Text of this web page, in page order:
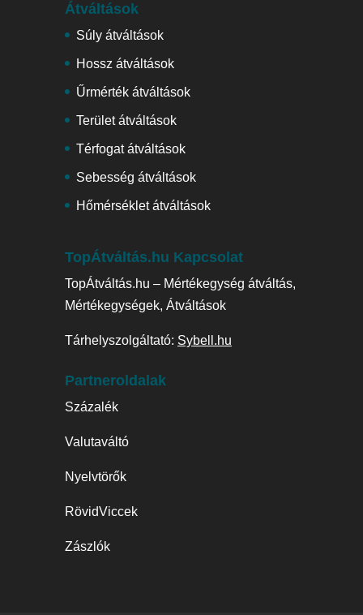
Átváltások
Súly átváltások
Hossz átváltások
Űrmérték átváltások
Terület átváltások
Térfogat átváltások
Sebesség átváltások
Hőmérséklet átváltások
TopÁtváltás.hu Kapcsolat
TopÁtváltás.hu – Mértékegység átváltás,
Mértékegységek, Átváltások
Tárhelyszolgáltató: Sybell.hu
Partneroldalak
Százalék
Valutaváltó
Nyelvtörők
RövidViccek
Zászlók